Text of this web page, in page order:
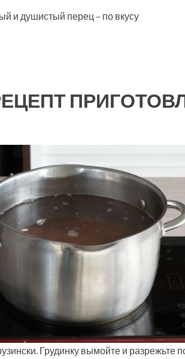
и душистый перец – по вкусу
Грудинку вымойте и разрежьте